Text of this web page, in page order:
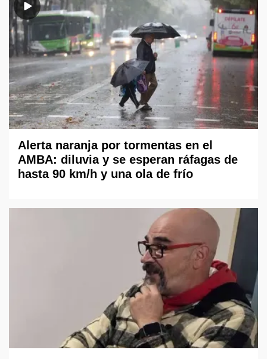
Alerta naranja por tormentas en el
AMBA: diluvia y se esperan ráfagas de
hasta 90 km/h y una ola de frío